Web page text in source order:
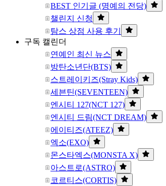
BEST 인기글 (명예의 전당)
챌린지 신청
탐스 상점 사용 후기
구독 캘린더
연예인 최신 뉴스
방탄소년단(BTS)
스트레이키즈(Stray Kids)
세븐틴(SEVENTEEN)
엔시티 127(NCT 127)
엔시티 드림(NCT DREAM)
에이티즈(ATEEZ)
엑소(EXO)
몬스타엑스(MONSTA X)
아스트로(ASTRO)
코르티스(CORTIS)